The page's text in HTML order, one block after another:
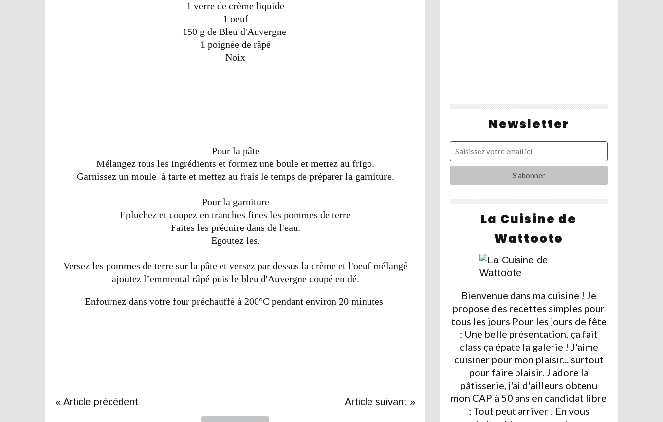
1 verre de crème liquide
1 oeuf
150 g de Bleu d'Auvergne
1 poignée de râpé
Noix
Pour la pâte
Mélangez tous les ingrédients et formez une boule et mettez au frigo.
Garnissez un moule à tarte et mettez au frais le temps de préparer la garniture.
Pour la garniture
Epluchez et coupez en tranches fines les pommes de terre
Faites les précuire dans de l'eau.
Egoutez les.
Versez les pommes de terre sur la pâte et versez par dessus la crème et l'oeuf mélangé
ajoutez l’emmental râpé puis le bleu d'Auvergne coupé en dé.
Enfournez dans votre four préchauffé à 200°C pendant environ 20 minutes
« Article précédent Article suivant »
Newsletter
La Cuisine de
Wattoote
Bienvenue dans ma cuisine ! Je
propose des recettes simples pour
tous les jours Pour les jours de fête
: Une belle présentation, ça fait
class ça épate la galerie ! J'aime
cuisiner pour mon plaisir... surtout
pour faire plaisir. J'adore la
pâtisserie, j'ai d'ailleurs obtenu
mon CAP à 50 ans en candidat libre
; Tout peut arriver ! En vous